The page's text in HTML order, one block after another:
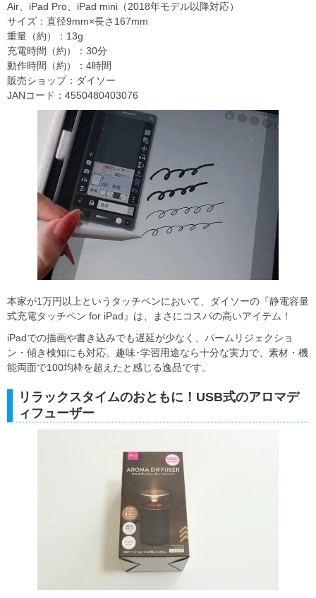
Air、iPad Pro、iPad mini（2018年モデル以降対応）
サイズ：直径9mm×長さ167mm
重量（約）：13g
充電時間（約）：30分
動作時間（約）：4時間
販売ショップ：ダイソー
JANコード：4550480403076
本家が1万円以上というタッチペンにおいて、ダイソーの『静電容量
式充電タッチペン for iPad』は、まさにコスパの高いアイテム！
iPadでの描画や書き込みでも遅延が少なく、パームリジェクショ
ン・傾き検知にも対応。趣味･学習用途なら十分な実力で、素材・機
能両面で100均枠を超えたと感じる逸品です。
リラックスタイムのおともに！USB式のアロマデ
ィフューザー